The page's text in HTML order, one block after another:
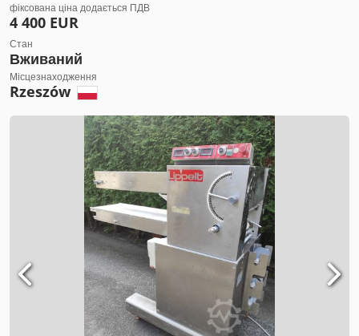
фіксована ціна додається ПДВ
4 400 EUR
Стан
Вживаний
Місцезнаходження
Rzeszów